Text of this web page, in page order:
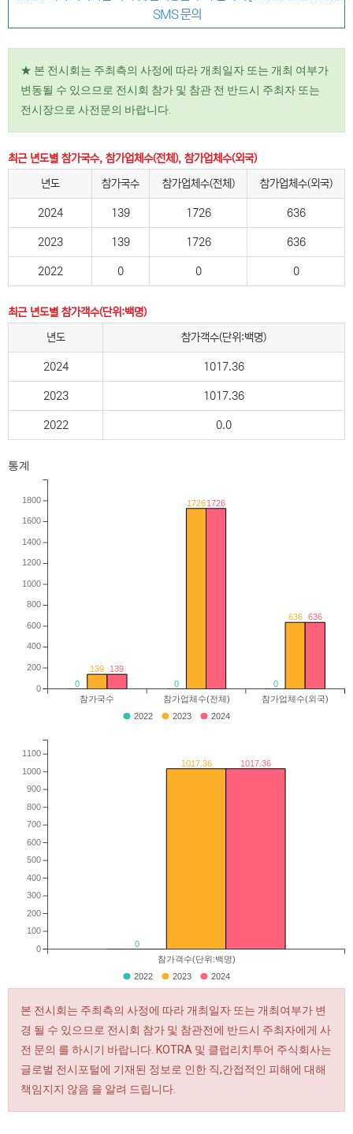
SMS 문의
★ 본 전시회는 주최측의 사정에 따라 개최일자 또는 개최 여부가
변동될 수 있으므로 전시회 참가 및 참관 전 반드시 주최자 또는
전시장으로 사전문의 바랍니다.
최근 년도별 참가국수, 참가업체수(전체), 참가업체수(외국)
년도
참가국수 참가업체수(전체) 참가업체수(외국)
2024 139 1726 636
2023 139 1726 636
2022 0 0 0
최근 년도별 참가객수(단위:백명)
년도
참가객수(단위:백명)
2024 1017.36
2023 1017.36
2022 0.0
통계
0 0 0
139
1726
636
139
1726
636
참가국수 참가업체수(전체) 참가업체수(외국)
0
200
400
600
800
1000
1200
1400
1600
1800
2022 2023 2024
0
1017.36 1017.36
참가객수(단위:백명)
0
100
200
300
400
500
600
700
800
900
1000
1100
2022 2023 2024
본 전시회는 주최측의 사정에 따라 개최일자 또는 개최여부가 변
경 될 수 있으므로 전시회 참가 및 참관전에 반드시 주최자에게 사
전 문의 를 하시기 바랍니다. KOTRA 및 클럽리치투어 주식회사는
글로벌 전시포털에 기재된 정보로 인한 직,간접적인 피해에 대해
책임지지 않음 을 알려 드립니다.